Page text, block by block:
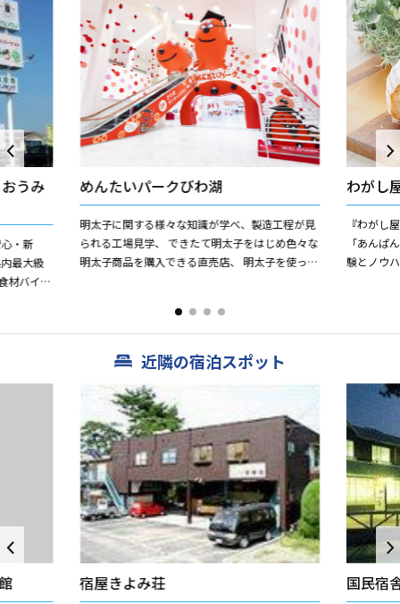
うみ
・新
最大級
材バイキ
めんたいパークびわ湖
明太子に関する様々な知識が学べ、製造工程が見
られる工場見学、 できたて明太子をはじめ色々な
明太子商品を購入できる直売店、 明太子を使った
わがし
『わがし
「あんぱ
験とノウ
近隣の宿泊スポット
宿屋きよみ荘 国民宿